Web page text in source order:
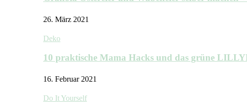
26. März 2021
Deko
10 praktische Mama Hacks und das grüne
16. Februar 2021
Do It Yourself